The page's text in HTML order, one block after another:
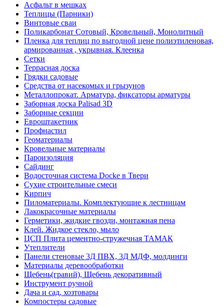
Асфальт в мешках
Теплицы (Парники)
Винтовые сваи
Поликарбонат Сотовый, Кровельный, Монолитный
Пленка для теплиц по выгодной цене полиэтиленовая,
армированная , укрывная. Клеенка
Сетки
Террасная доска
Грядки садовые
Средства от насекомых и грызунов
Металлопрокат. Арматура, фиксаторы арматуры
Заборная доска Palisad 3D
Заборные секции
Евроштакетник
Профнастил
Геоматериалы
Кровельные материалы
Пароизоляция
Сайдинг
Водосточная система Docke в Твери
Сухие строительные смеси
Кирпич
Пиломатериалы. Комплектующие к лестницам
Лакокрасочные материалы
Герметики, жидкие гвозди, монтажная пена
Клей. Жидкое стекло, мыло
ЦСП Плита цементно-стружечная ТАМАК
Утеплители
Панели стеновые 3Д ПВХ, 3Д МДФ, молдинги
Материалы деревообработки
Щебень(гравий), Щебень декоративный
Инструмент ручной
Дача и сад, хозтовары
Компостеры садовые